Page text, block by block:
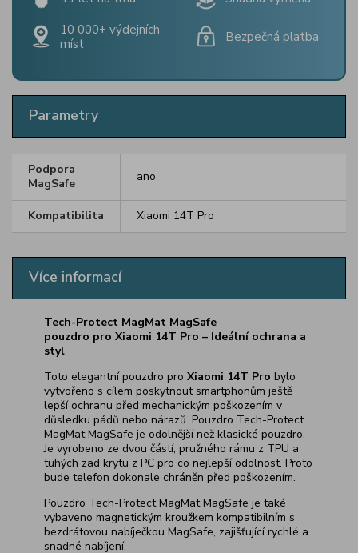
10 000+ výdejních
míst
Bezpečná platba
Parametry
Podpora
MagSafe
ano
Kompatibilita Xiaomi 14T Pro
Více informací
Tech-Protect MagMat MagSafe
pouzdro pro Xiaomi 14T Pro – Ideální ochrana a
styl
Toto elegantní pouzdro pro Xiaomi 14T Pro bylo
vytvořeno s cílem poskytnout smartphonům ještě
lepší ochranu před mechanickým poškozením v
důsledku pádů nebo nárazů. Pouzdro Tech-Protect
MagMat MagSafe je odolnější než klasické pouzdro.
Je vyrobeno ze dvou částí, pružného rámu z TPU a
tuhých zad krytu z PC pro co nejlepší odolnost. Proto
bude telefon dokonale chráněn před poškozením.
Pouzdro Tech-Protect MagMat MagSafe je také
vybaveno magnetickým kroužkem kompatibilním s
bezdrátovou nabíječkou MagSafe, zajišťující rychlé a
snadné nabíjení.